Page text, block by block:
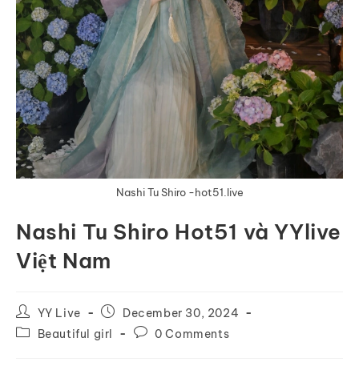
Nashi Tu Shiro -hot51.live
Nashi Tu Shiro Hot51 và YYlive
Việt Nam
Post
author:
YY Live
Post
published:
December 30, 2024
PostBeautiful girl
Post0 Comments